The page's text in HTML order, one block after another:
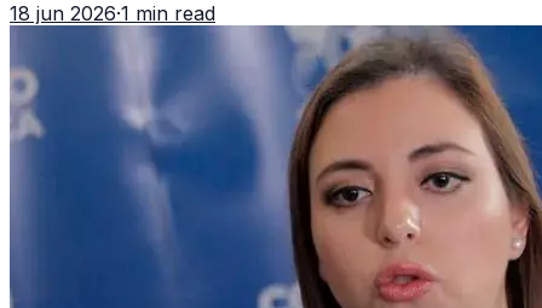
importar edad.
18 jun 2026·1 min read